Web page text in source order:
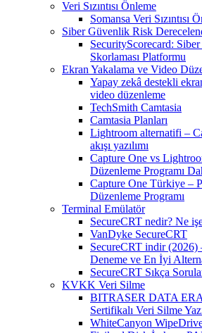
Veri Sızıntısı Önleme
Somansa Veri
Siber Güvenlik Risk
SecurityScorecard:
Skorlaması Platformu
Ekran Yakalama ve Video
Yapay zekâ destekli
video düzenleme
TechSmith Camtasia
Camtasia Planları
Lightroom alternatifi –
akışı yazılımı
Capture One vs
Düzenleme Programı
Capture One Türkiye –
Düzenleme Programı
Terminal Emülatör
SecureCRT nedir? Ne
VanDyke SecureCRT
SecureCRT indir
Deneme ve En İyi
SecureCRT Sıkça
KVKK Veri Silme
BITRASER DATA
Sertifikalı Veri Silme
WhiteCanyon